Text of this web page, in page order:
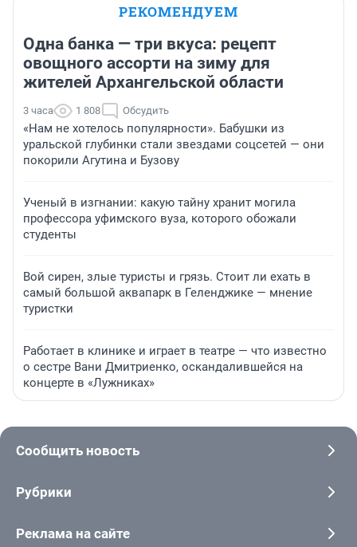
РЕКОМЕНДУЕМ
Одна банка — три вкуса: рецепт
овощного ассорти на зиму для
жителей Архангельской области
3 часа 1 808 Обсудить
«Нам не хотелось популярности». Бабушки из
уральской глубинки стали звездами соцсетей — они
покорили Агутина и Бузову
Ученый в изгнании: какую тайну хранит могила
профессора уфимского вуза, которого обожали
студенты
Вой сирен, злые туристы и грязь. Стоит ли ехать в
самый большой аквапарк в Геленджике — мнение
туристки
Работает в клинике и играет в театре — что известно
о сестре Вани Дмитриенко, оскандалившейся на
концерте в «Лужниках»
Сообщить новость
Рубрики
Реклама на сайте